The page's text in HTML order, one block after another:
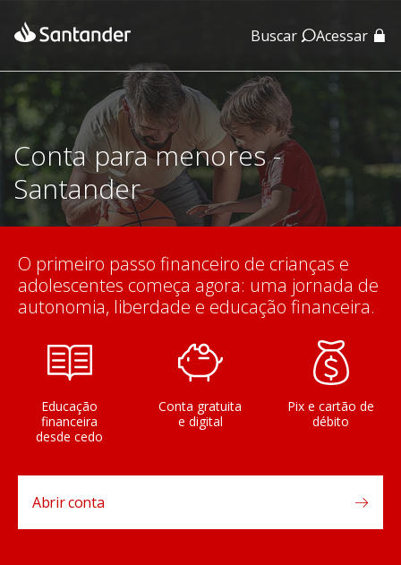
App Santander
App Santander Empresas
Buscar Acessar
Conta para menores -
Santander
O primeiro passo financeiro de crianças e
adolescentes começa agora: uma jornada de
autonomia, liberdade e educação financeira.
Educação
financeira
desde cedo
Conta gratuita
e digital
Pix e cartão de
débito
Abrir conta